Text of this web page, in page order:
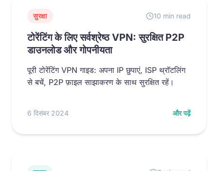
सुरक्षा 10 min read
टोरेंटिंग के लिए सर्वश्रेष्ठ VPN: सुरक्षित P2P
डाउनलोड और गोपनीयता
पूरी टोरेंटिंग VPN गाइड: अपना IP छुपाएं, ISP थ्रॉटलिंग
से बचें, P2P फ़ाइल साझाकरण के साथ सुरक्षित रहें।
6 दिसंबर 2024 और पढ़ें